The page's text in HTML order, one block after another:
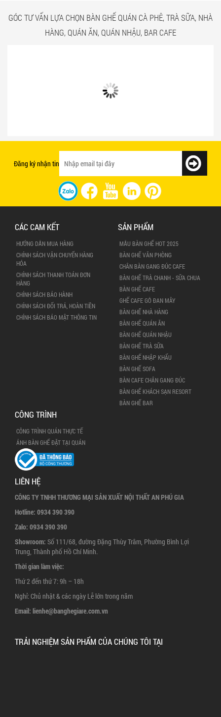
GÓC TƯ VẤN LỰA CHỌN BÀN GHẾ QUÁN CÀ PHÊ, TRÀ SỮA, NHÀ
HÀNG, QUÁN ĂN, QUÁN NHẬU, BAR CAFE
Đăng ký nhận tin
CÁC CAM KẾT
HƯỚNG DẪN MUA HÀNG
CHÍNH SÁCH VẬN CHUYỂN HÀNG
HÓA
CHÍNH SÁCH THANH TOÁN ĐƠN
HÀNG
CHÍNH SÁCH BẢO HÀNH
CHÍNH SÁCH ĐỔI TRẢ, HOÀN TIỀN
CHÍNH SÁCH BẢO MẬT THÔNG TIN
SẢN PHẨM
MẪU BÀN GHẾ HOT 2025
BÀN GHẾ VĂN PHÒNG
CHÂN BÀN GANG ĐÚC CAFE
BÀN GHẾ TRÀ CHANH - SỮA CHUA
BÀN GHẾ CAFE
GHẾ CAFE GỖ ĐAN MÂY
BÀN GHẾ NHÀ HÀNG
BÀN GHẾ QUÁN ĂN
BÀN GHẾ QUÁN NHẬU
BÀN GHẾ TRÀ SỮA
BÀN GHẾ NHẬP KHẨU
BÀN GHẾ SOFA
BÀN CAFE CHÂN GANG ĐÚC
BÀN GHẾ KHÁCH SẠN RESORT
BÀN GHẾ BAR
CÔNG TRÌNH
CÔNG TRÌNH QUÁN THỰC TẾ
ẢNH BÀN GHẾ ĐẶT TẠI QUÁN
LIÊN HỆ
CÔNG TY TNHH THƯƠNG MẠI SẢN XUẤT NỘI THẤT AN PHÚ GIA
Hotline: 0934 390 390
Zalo: 0934 390 390
Showroom: Số 111/68, đường Đặng Thùy Trâm, Phường Bình Lợi
Trung, Thành phố Hồ Chí Minh.
Thời gian làm việc:
Thứ 2 đến thứ 7: 9h – 18h
Nghỉ: Chủ nhật & các ngày Lễ lớn trong năm
Email: lienhe@banghegiare.com.vn
TRẢI NGHIỆM SẢN PHẨM CỦA CHÚNG TÔI TẠI